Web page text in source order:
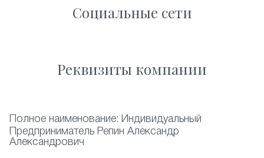
Социальные сети
Реквизиты компании
Полное наименование: Индивидуальный
Предприниматель Репин Александр
Александрович